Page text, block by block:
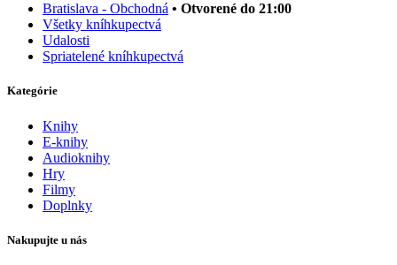
Bratislava - Obchodná • Otvorené do 21:00
Všetky kníhkupectvá
Udalosti
Spriatelené kníhkupectvá
Kategórie
Knihy
E-knihy
Audioknihy
Hry
Filmy
Doplnky
Nakupujte u nás